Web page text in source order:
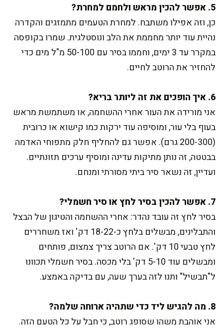
5. אפשר להכין מראש ולחמם למחרת?
כן, וזה אפילו משתבח. למחרת הטעמים מתמזגים והקדרה
נהיית עוד יותר מחממת את הלב ונוסטלגית. שמרו בקופסה
במקרר עד 3 ימים, וחממו בסיר עם 50-100 מ"ל מים כדי
להחזיר את הרוטב לחיים.
6. איך הופכים את זה ליותר בריא?
אני מורידה את העור אחרי ההשחמה, או משתמשת מראש
בעוף בלי עור, ומוסיפה עוד ירקות כמו קישוא או כרובית
(200-300 גרם). אפשר גם להחליף חלק מתפוחי האדמה
בבטטה, זה נותן מתיקות עדינה ומוסיף ערכים תזונתיים.
ועדיין, זה נשאר סיר ביתי מסורתי ומנחם.
7. אפשר להכין בסיר לחץ או סיר חשמלי?
בסיר לחץ זה עובד נהדר: אחרי ההשחמה והטיגון של הבצל
והתבלינים, מבשלים בלחץ כ-18-22 דק' ואז משחררים
לחץ טבעי 10 דק'. אם הרוטב צריך צמצום, פותחים
ומבשלים עוד 5-10 דק' בלי מכסה. בסיר חשמלי תכוונו
ל"תבשיל" ותנו לזה בערך שעה, עם בדיקה באמצע.
8. מה להגיש ליד כדי שתהיה ארוחה שלמה?
אני אוהבת משהו שסופג רוטב, כי חבל על כל הטעם הזה.